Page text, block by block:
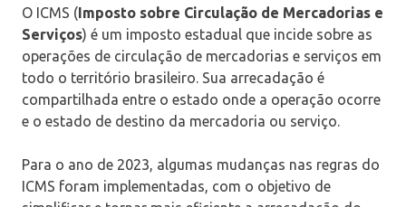
O ICMS ( Imposto sobre Circulação de Mercadorias e
Serviços) é um imposto estadual que incide sobre as
operações de circulação de mercadorias e serviços em
todo o território brasileiro. Sua arrecadação é
compartilhada entre o estado onde a operação ocorre
e o estado de destino da mercadoria ou serviço.
Para o ano de 2023, algumas mudanças nas regras do
ICMS foram implementadas, com o objetivo de